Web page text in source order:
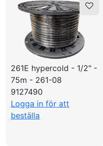
261E hypercold - 1/2" -
75m - 261-08
9127490
Logga in för att
beställa